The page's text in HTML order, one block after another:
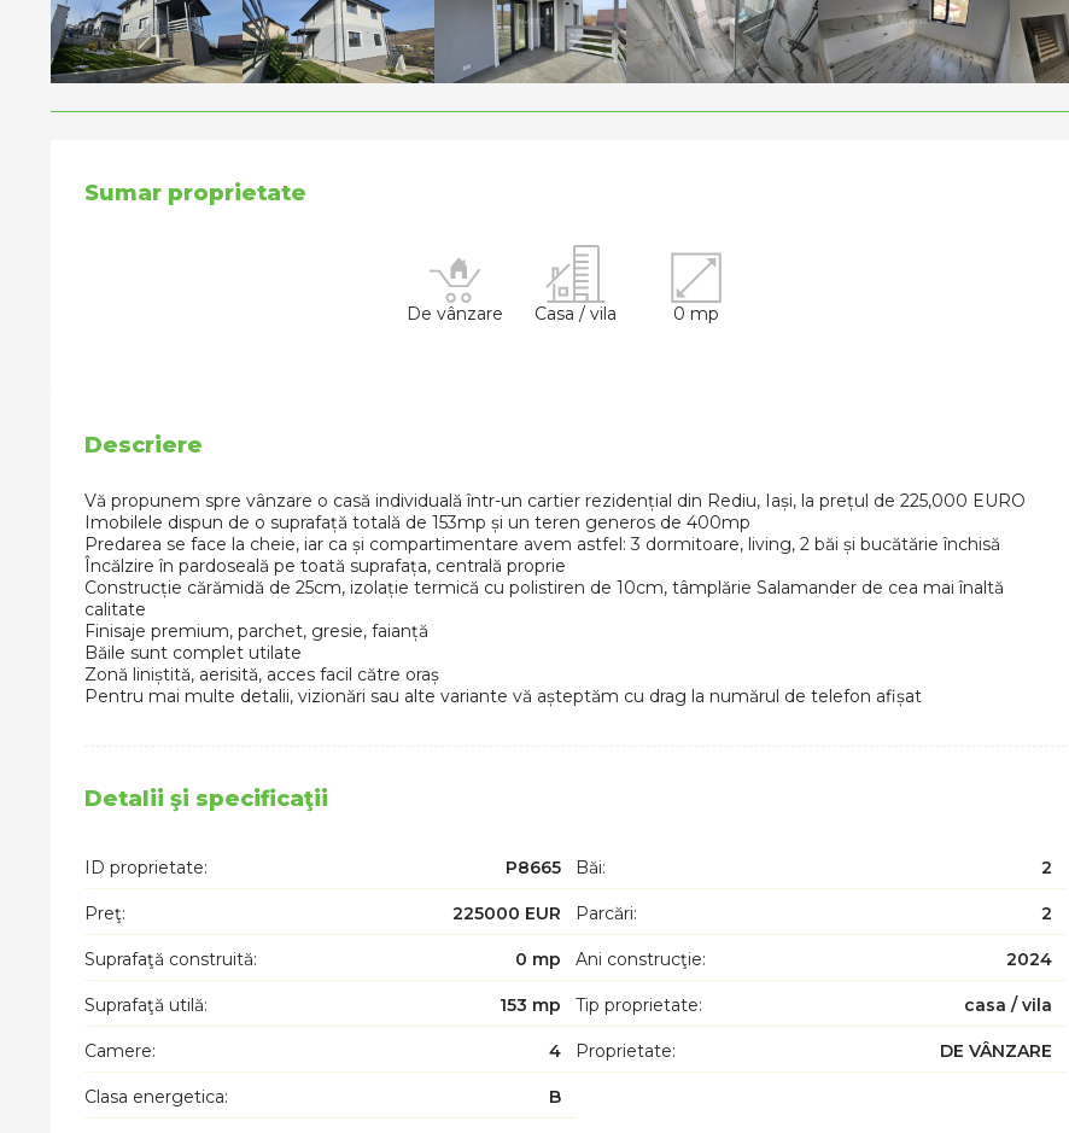
Sumar proprietate
De vânzare Casa / vila 0 mp
Descriere
Vă propunem spre vânzare o casă individuală într-un cartier rezidențial din Rediu, Iași, la prețul de 225,000 EURO
Imobilele dispun de o suprafață totală de 153mp și un teren generos de 400mp
Predarea se face la cheie, iar ca și compartimentare avem astfel: 3 dormitoare, living, 2 băi și bucătărie închisă
Încălzire în pardoseală pe toată suprafața, centrală proprie
Construcție cărămidă de 25cm, izolație termică cu polistiren de 10cm, tâmplărie Salamander de cea mai înaltă
calitate
Finisaje premium, parchet, gresie, faianță
Băile sunt complet utilate
Zonă liniștită, aerisită, acces facil către oraș
Pentru mai multe detalii, vizionări sau alte variante vă așteptăm cu drag la numărul de telefon afișat
Detalii şi specificaţii
ID proprietate: P8665
Preţ: 225000 EUR
Suprafaţă construită: 0 mp
Suprafaţă utilă: 153 mp
Camere: 4
Clasa energetica: B
Băi: 2
Parcări: 2
Ani construcţie: 2024
Tip proprietate: casa / vila
Proprietate: DE VÂNZARE